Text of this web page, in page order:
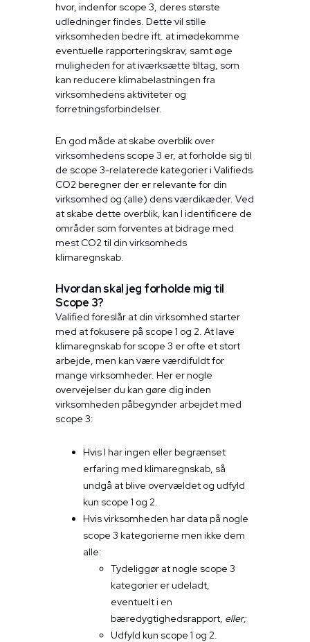
hvor, indenfor scope 3, deres største
udledninger findes. Dette vil stille
virksomheden bedre ift. at imødekomme
eventuelle rapporteringskrav, samt øge
muligheden for at iværksætte tiltag, som
kan reducere klimabelastningen fra
virksomhedens aktiviteter og
forretningsforbindelser.
En god måde at skabe overblik over
virksomhedens scope 3 er, at forholde sig til
de scope 3-relaterede kategorier i Valifieds
CO2 beregner der er relevante for din
virksomhed og (alle) dens værdikæder. Ved
at skabe dette overblik, kan I identificere de
områder som forventes at bidrage med
mest CO2 til din virksomheds
klimaregnskab.
Hvordan skal jeg forholde mig til
Scope 3?
Valified foreslår at din virksomhed starter
med at fokusere på scope 1 og 2. At lave
klimaregnskab for scope 3 er ofte et stort
arbejde, men kan være værdifuldt for
mange virksomheder. Her er nogle
overvejelser du kan gøre dig inden
virksomheden påbegynder arbejdet med
scope 3:
Hvis I har ingen eller begrænset
erfaring med klimaregnskab, så
undgå at blive overvældet og udfyld
kun scope 1 og 2.
Hvis virksomheden har data på nogle
scope 3 kategorierne men ikke dem
alle:
Tydeliggør at nogle scope 3
kategorier er udeladt,
eventuelt i en
bæredygtighedsrapport, eller;
Udfyld kun scope 1 og 2.